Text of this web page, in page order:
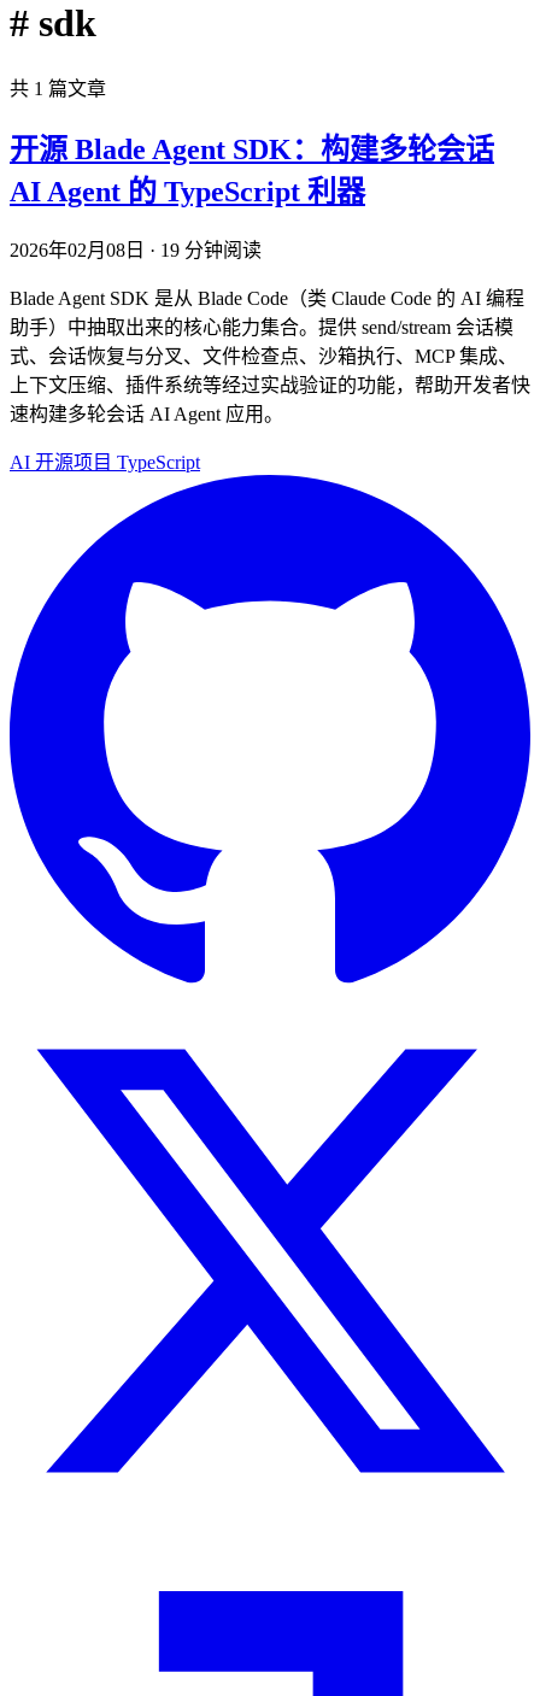
# sdk
共 1 篇文章
开源 Blade Agent SDK：构建多轮会话
AI Agent 的 TypeScript 利器
2026年02月08日 · 19 分钟阅读
Blade Agent SDK 是从 Blade Code（类 Claude Code 的 AI 编程
助手）中抽取出来的核心能力集合。提供 send/stream 会话模
式、会话恢复与分叉、文件检查点、沙箱执行、MCP 集成、
上下文压缩、插件系统等经过实战验证的功能，帮助开发者快
速构建多轮会话 AI Agent 应用。
AI 开源项目 TypeScript